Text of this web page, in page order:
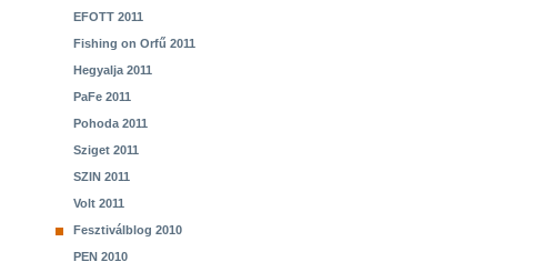
EFOTT 2011
Fishing on Orfű 2011
Hegyalja 2011
PaFe 2011
Pohoda 2011
Sziget 2011
SZIN 2011
Volt 2011
Fesztiválblog 2010
PEN 2010